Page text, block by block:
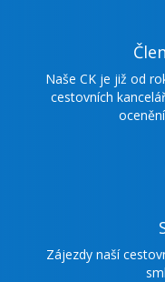
Naše CK je již od
cestovních
Zájezdy naší